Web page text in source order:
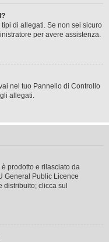
di allegati. Se non sei sicuro
per avere assistenza.
nel tuo Pannello di Controllo
allegati.
prodotto e rilasciato da
General Public Licence
clicca sul